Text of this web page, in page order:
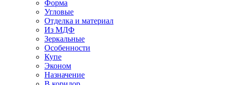
Форма
Угловые
Отделка и материал
Из МДФ
Зеркальные
Особенности
Купе
Эконом
Назначение